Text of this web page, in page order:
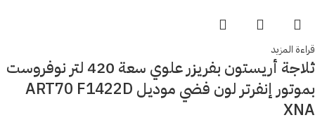
قراءة المزيد
ثلاجة أريستون بفريزر علوي سعة 420 لتر نوفروست
بموتور إنفرتر لون فضي موديل ART70 F1422D
XNA